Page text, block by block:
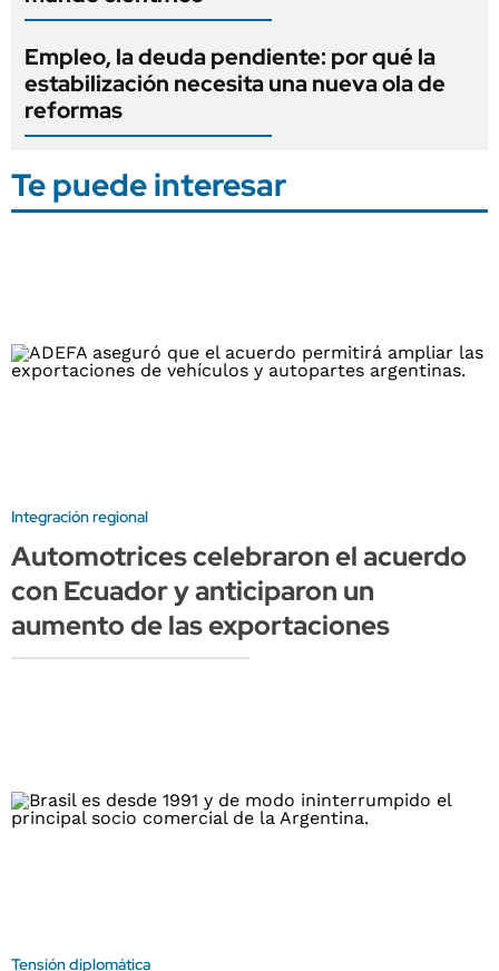
Empleo, la deuda pendiente: por qué la
estabilización necesita una nueva ola de
reformas
Te puede interesar
Integración regional
Automotrices celebraron el acuerdo
con Ecuador y anticiparon un
aumento de las exportaciones
Tensión diplomática